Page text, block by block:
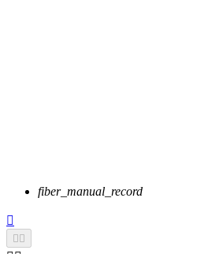
fiber_manual_record

 